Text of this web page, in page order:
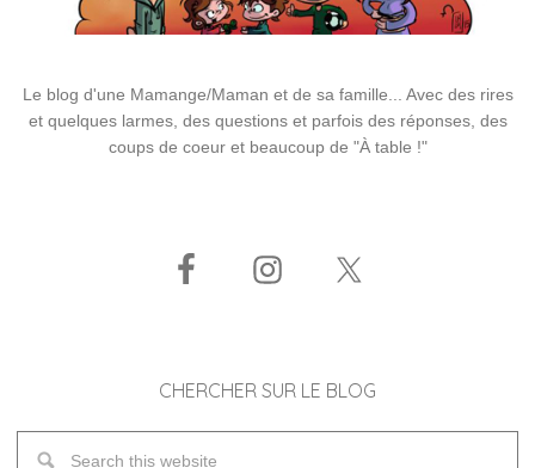
Le blog d'une Mamange/Maman et de sa famille... Avec des rires
et quelques larmes, des questions et parfois des réponses, des
coups de coeur et beaucoup de "À table !"
CHERCHER SUR LE BLOG